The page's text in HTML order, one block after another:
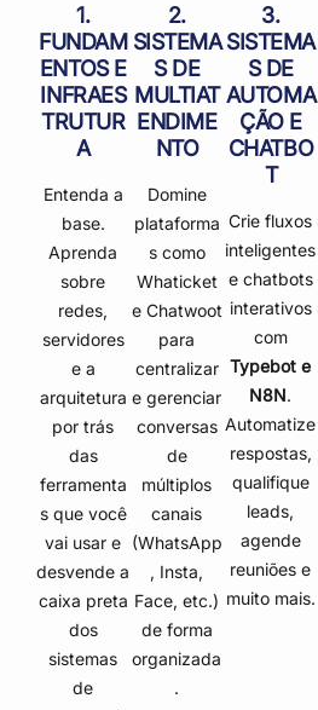
1.
FUNDAM
ENTOS E
INFRAES
TRUTUR
A
Entenda a
base.
Aprenda
sobre
redes,
servidores
e a
arquitetura
por trás
das
ferramenta
s que você
vai usar e
desvende a
caixa preta
dos
sistemas
de
2.
SISTEMA
S DE
MULTIAT
ENDIME
NTO
Domine
plataforma
s como
Whaticket
e Chatwoot
para
centralizar
e gerenciar
conversas
de
múltiplos
canais
(WhatsApp
, Insta,
Face, etc.)
de forma
organizada
.
3.
SISTEMA
S DE
AUTOMA
ÇÃO E
CHATBO
T
Crie fluxos
inteligentes
e chatbots
interativos
com
Typebot e
N8N.
Automatize
respostas,
qualifique
leads,
agende
reuniões e
muito mais.